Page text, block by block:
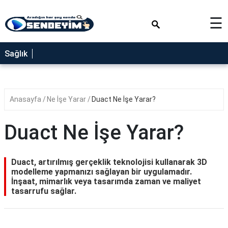
SAĞLIK
NEDİR
YEMEK
RÜYA
GEZİLECEK
YERLER
BLOG
☰
Sağlık
Anasayfa Ne İşe Yarar Duact Ne İşe Yarar?
Duact Ne İşe Yarar?
Duact, artırılmış gerçeklik teknolojisi kullanarak 3D
modelleme yapmanızı sağlayan bir uygulamadır.
İnşaat, mimarlık veya tasarımda zaman ve maliyet
tasarrufu sağlar.